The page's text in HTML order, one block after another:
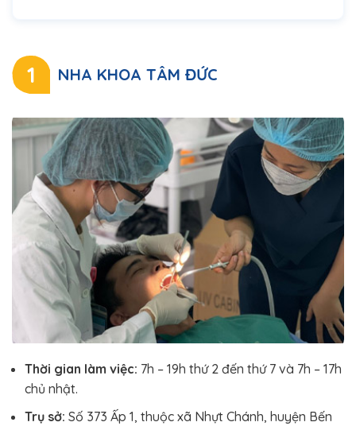
1 NHA KHOA TÂM ĐỨC
Thời gian làm việc: 7h – 19h thứ 2 đến thứ 7 và 7h – 17h
chủ nhật.
Trụ sở: Số 373 Ấp 1, thuộc xã Nhựt Chánh, huyện Bến